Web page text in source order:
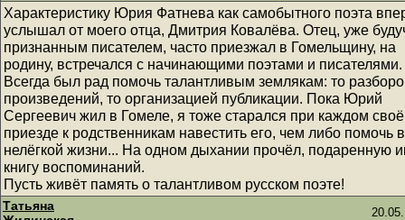
Характеристику Юрия Фатнева как самобытного поэта
услышал от моего отца, Дмитрия Ковалёва. Отец, уже
признанным писателем, часто приезжал в Гомельщину, на
родину, встречался с начинающими поэтами и писателями.
Всегда был рад помочь талантливым землякам: то
произведений, то организацией публикации. Пока Юрий
Сергеевич жил в Гомеле, я тоже старался при каждом
приезде к родственникам навестить его, чем либо помочь
нелёгкой жизни... На одном дыхании прочёл, подаренную
книгу воспоминаний.
Пусть живёт память о талантливом русском поэте!
Татьяна